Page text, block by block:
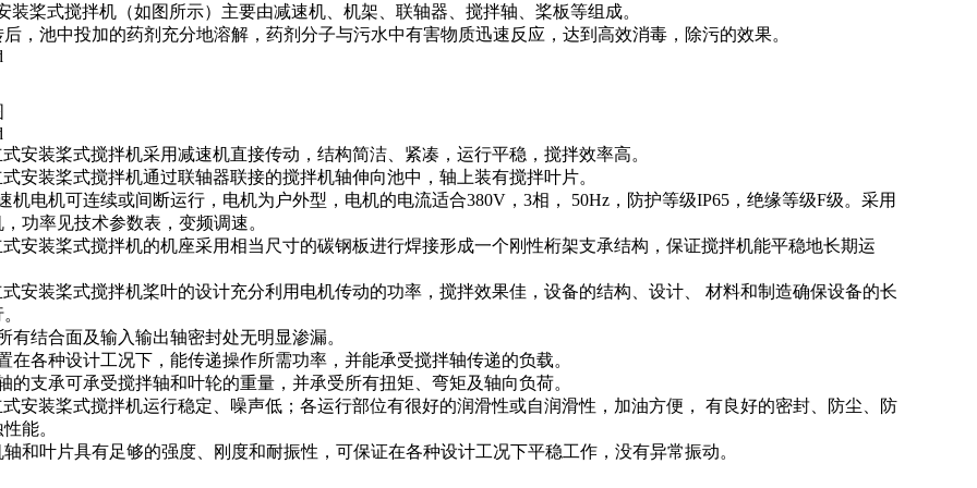
装桨式搅拌机（如图所示）主要由减速机、机架、联轴器、搅拌轴、桨板等组成。
，池中投加的药剂充分地溶解，药剂分子与污水中有害物质迅速反应，达到高效消毒，除污的效果。
式安装桨式搅拌机采用减速机直接传动，结构简洁、紧凑，运行平稳，搅拌效率高。
式安装桨式搅拌机通过联轴器联接的搅拌机轴伸向池中，轴上装有搅拌叶片。
机电机可连续或间断运行，电机为户外型，电机的电流适合380V，3相， 50Hz，防护等级IP65，绝缘等级F级。采用
功率见技术参数表，变频调速。
式安装桨式搅拌机的机座采用相当尺寸的碳钢板进行焊接形成一个刚性桁架支承结构，保证搅拌机能平稳地长期运
式安装桨式搅拌机桨叶的设计充分利用电机传动的功率，搅拌效果佳，设备的结构、设计、 材料和制造确保设备的长
。
有结合面及输入输出轴密封处无明显渗漏。
在各种设计工况下，能传递操作所需功率，并能承受搅拌轴传递的负载。
的支承可承受搅拌轴和叶轮的重量，并承受所有扭矩、弯矩及轴向负荷。
式安装桨式搅拌机运行稳定、噪声低；各运行部位有很好的润滑性或自润滑性，加油方便， 有良好的密封、防尘、防
性能。
轴和叶片具有足够的强度、刚度和耐振性，可保证在各种设计工况下平稳工作，没有异常振动。